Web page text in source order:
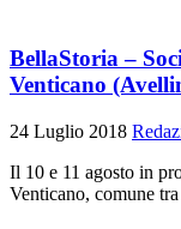
BellaStoria –
Venticano
24 Luglio 2018
Il 10 e 11 agosto in
Venticano, comune